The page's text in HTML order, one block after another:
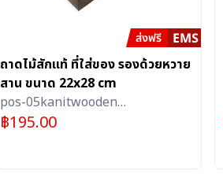
ถาดไม้สักแท้ ที่ใส่ของ รองด้วยหวาย
สาน ขนาด 22x28 cm
pos-05kanitwooden
Ferniture(SME BANK)
฿195.00